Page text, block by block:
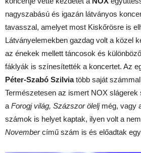
nagyszabású és igazán látványos
tavasszal, amelyet most Kiskőrösre is
Látványelemekben gazdag volt a közel
az énekek mellett táncosok és
fáklyák is színesítették a koncertet. Az
Péter-Szabó Szilviatöbb saját
Természetesen az ismert NOX
a Forogj világ, Százszor öleljmég, vagy
számok is helyet kaptak, ilyen volt a
Novembercímű szám is és előadtak